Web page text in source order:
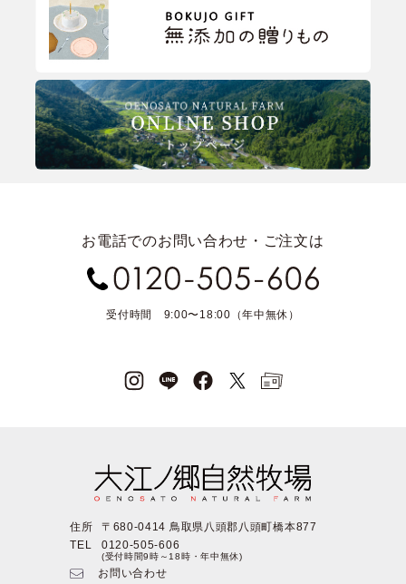
お電話でのお問い合わせ・ご注文は
受付時間 9:00〜18:00（年中無休）
住所
〒680-0414 鳥取県八頭郡八頭町橋本877
TEL
0120-505-606
(受付時間9時～18時・年中無休)
お問い合わせ